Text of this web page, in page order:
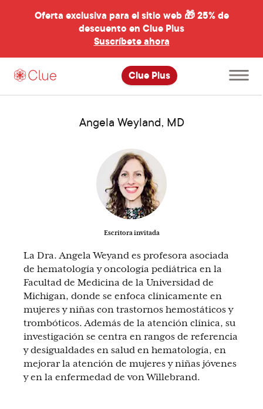
Oferta exclusiva para el sitio web 🎁25% de
descuento en Clue Plus
Suscríbete ahora
Clue Plus
Abre
el
menú
Angela Weyland, MD
Escritora invitada
La Dra. Angela Weyand es profesora asociada
de hematología y oncología pediátrica en la
Facultad de Medicina de la Universidad de
Michigan, donde se enfoca clínicamente en
mujeres y niñas con trastornos hemostáticos y
trombóticos. Además de la atención clínica, su
investigación se centra en rangos de referencia
y desigualdades en salud en hematología, en
mejorar la atención de mujeres y niñas jóvenes
y en la enfermedad de von Willebrand.